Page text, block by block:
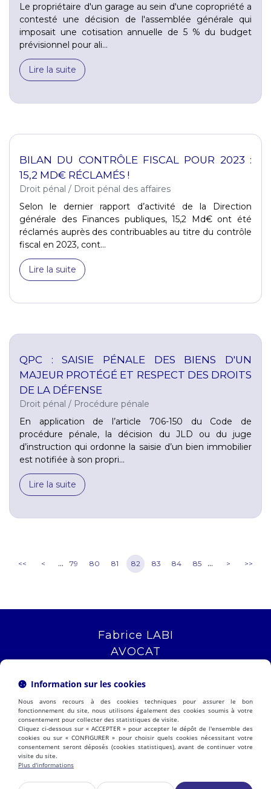
Le propriétaire d'un garage au sein d'une copropriété a
contesté une décision de l'assemblée générale qui
imposait une cotisation annuelle de 5 % du budget
prévisionnel pour ali...
Lire la suite
BILAN DU CONTRÔLE FISCAL POUR 2023 :
15,2 MD€ RÉCLAMÉS !
Droit pénal / Droit pénal des affaires
Selon le dernier rapport d’activité de la Direction
générale des Finances publiques, 15,2 Md€ ont été
réclamés auprès des contribuables au titre du contrôle
fiscal en 2023, cont...
Lire la suite
QPC : SAISIE PÉNALE DES BIENS D'UN
MAJEUR PROTÉGÉ ET RESPECT DES DROITS
DE LA DÉFENSE
Droit pénal / Procédure pénale
En application de l’article 706-150 du Code de
procédure pénale, la décision du JLD ou du juge
d’instruction qui ordonne la saisie d’un bien immobilier
est notifiée à son propri...
Lire la suite
<< < ... 79 80 81 82 83 84 85 ... > >>
Fabrice LABI
AVOCAT
13006 MARSEILLE
NOUS LOCALISER
PRÉSENTATION EXPERTISES
ACTUALITÉS
PLAN DU SITE MENTIONS LÉGALES
Information sur les cookies
Nous avons recours à des cookies techniques pour assurer le bon
fonctionnement du site, nous utilisons également des cookies soumis à votre
consentement pour collecter des statistiques de visite.
Cliquez ci-dessous sur « ACCEPTER » pour accepter le dépôt de l'ensemble des
cookies ou sur « CONFIGURER » pour choisir quels cookies nécessitant votre
consentement seront déposés (cookies statistiques), avant de continuer votre
visite du site.
Plus d'informations